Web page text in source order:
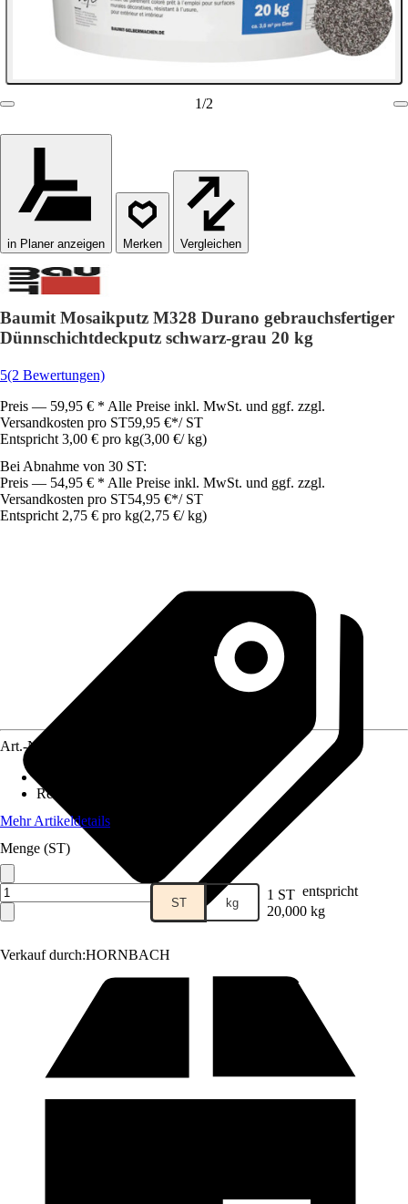
1/2
in Planer anzeigen Vergleichen
Baumit Mosaikputz M328 Durano gebrauchsfertiger
Dünnschichtdeckputz schwarz-grau 20 kg
5(2 Bewertungen)
Preis — 59,95 € * Alle Preise inkl. MwSt. und ggf. zzgl.
Versandkosten pro ST59,95 €*/ ST
Entspricht 3,00 € pro kg(3,00 €/ kg)
Bei Abnahme von 30 ST:
Preis — 54,95 € * Alle Preise inkl. MwSt. und ggf. zzgl.
Versandkosten pro ST54,95 €*/ ST
Entspricht 2,75 € pro kg(2,75 €/ kg)
Verkauf durch:HORNBACH
Art.-Nr.
Reichweite (ca.)
Mehr Artikeldetails
Menge (ST)
ST kg 1 ST entspricht
20,000 kg